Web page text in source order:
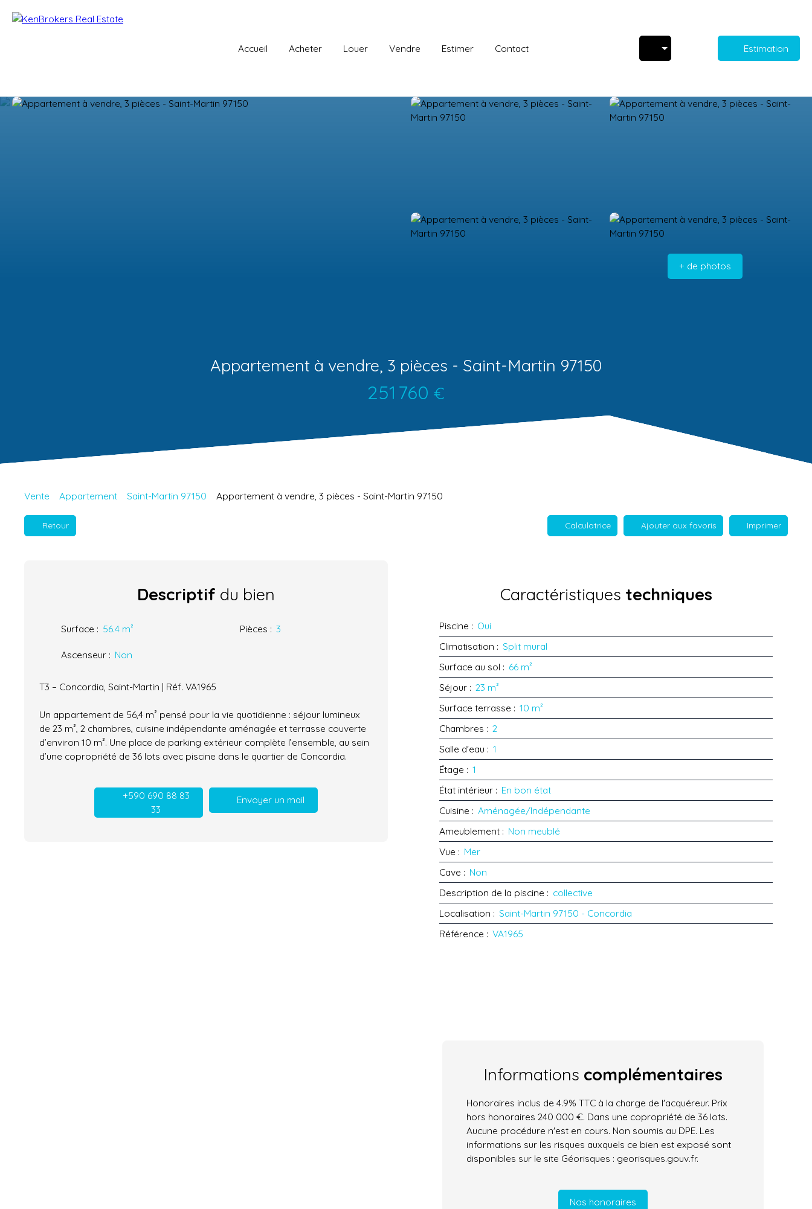
Accueil Acheter Louer Vendre Estimer Contact Estimation
+ de photos
Appartement à vendre, 3 pièces - Saint-Martin 97150
251 760 €
Vente Appartement Saint-Martin 97150 Appartement à vendre, 3 pièces - Saint-Martin 97150
Retour Calculatrice Ajouter aux favoris Imprimer
Descriptif du bien
Surface : 56.4 m² Pièces : 3
Ascenseur : Non
T3 – Concordia, Saint-Martin | Réf. VA1965
Un appartement de 56,4 m² pensé pour la vie quotidienne : séjour lumineux
de 23 m², 2 chambres, cuisine indépendante aménagée et terrasse couverte
d’environ 10 m². Une place de parking extérieur complète l’ensemble, au sein
d’une copropriété de 36 lots avec piscine dans le quartier de Concordia.
+590 690 88 83
33
Envoyer un mail
Caractéristiques techniques
Piscine : Oui
Climatisation : Split mural
Surface au sol : 66 m²
Séjour : 23 m²
Surface terrasse : 10 m²
Chambres : 2
Salle d'eau : 1
Étage : 1
État intérieur : En bon état
Cuisine : Aménagée/Indépendante
Ameublement : Non meublé
Vue : Mer
Cave : Non
Description de la piscine : collective
Localisation : Saint-Martin 97150 - Concordia
Référence : VA1965
Informations complémentaires
Honoraires inclus de 4.9% TTC à la charge de l'acquéreur. Prix
hors honoraires 240 000 €. Dans une copropriété de 36 lots.
Aucune procédure n'est en cours. Non soumis au DPE. Les
informations sur les risques auxquels ce bien est exposé sont
disponibles sur le site Géorisques : georisques.gouv.fr.
Nos honoraires